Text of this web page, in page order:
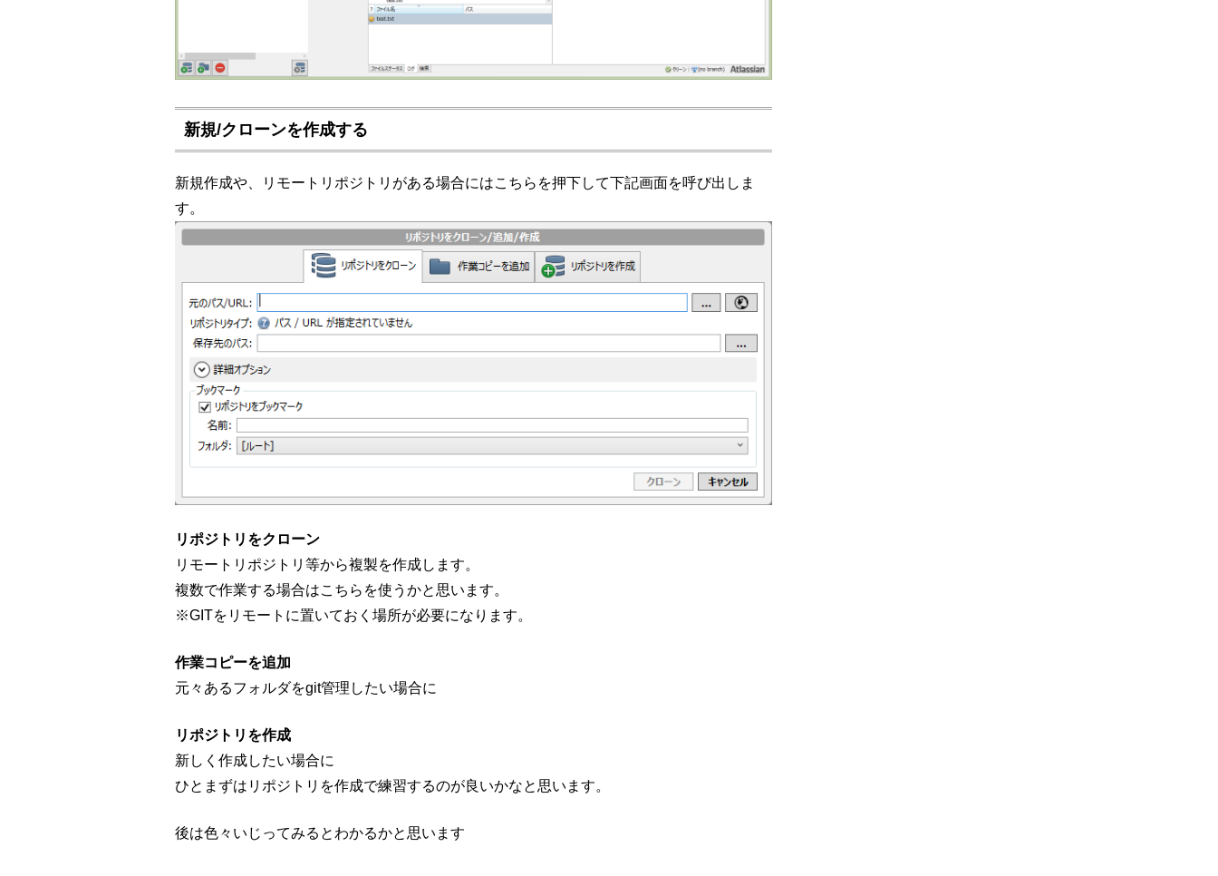
新規/クローンを作成する
新規作成や、リモートリポジトリがある場合にはこちらを押下して下記画面を呼び出しま
す。
リポジトリをクローン
リモートリポジトリ等から複製を作成します。
複数で作業する場合はこちらを使うかと思います。
※GITをリモートに置いておく場所が必要になります。
作業コピーを追加
元々あるフォルダをgit管理したい場合に
リポジトリを作成
新しく作成したい場合に
ひとまずはリポジトリを作成で練習するのが良いかなと思います。
後は色々いじってみるとわかるかと思います